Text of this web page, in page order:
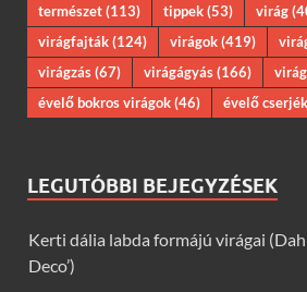
természet(113) tippek(53) virág
virágfajták(124) virágok(419)
virágzás(67) virágágyás(166)
évelő bokros virágok(46) évelő cserjék
LEGUTÓBBI BEJEGYZÉSEK
Kerti dália labda formájú virágai
Deco’)